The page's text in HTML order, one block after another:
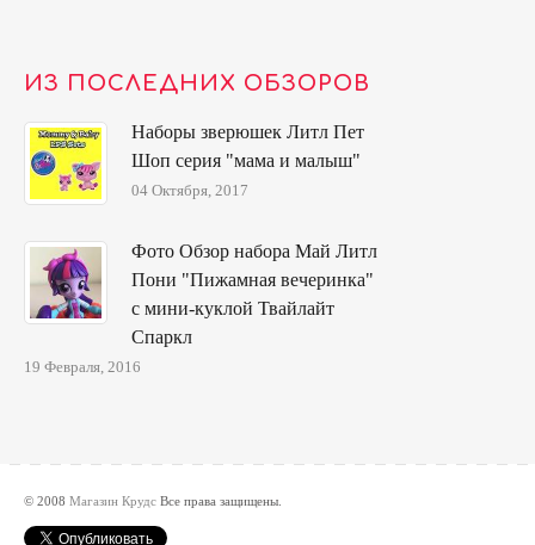
ИЗ ПОСЛЕДНИХ ОБЗОРОВ
Наборы зверюшек Литл Пет
Шоп серия "мама и малыш"
04 Октября, 2017
Фото Обзор набора Май Литл
Пони "Пижамная вечеринка"
с мини-куклой Твайлайт
Спаркл
19 Февраля, 2016
© 2008 Магазин Крудс Все права защищены.